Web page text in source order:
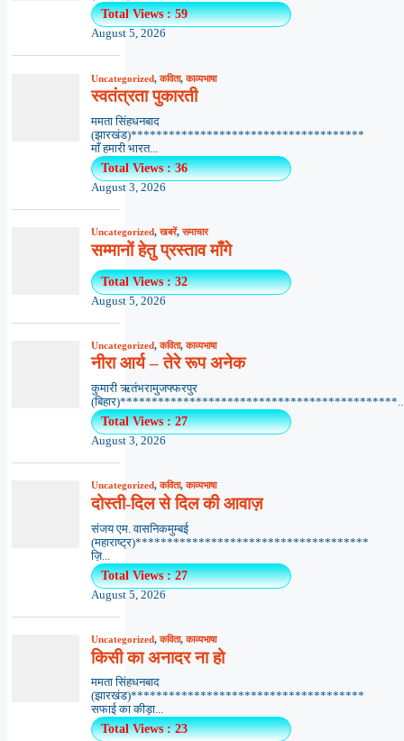
Total Views : 59
August 5, 2026
Uncategorized,कविता,काव्यभाषा
स्वतंत्रता पुकारती
ममता सिंहधनबाद
(झारखंड)*************************************
माँ हमारी भारत...
Total Views : 36
August 3, 2026
Uncategorized,खबरें,समाचार
सम्मानों हेतु प्रस्ताव माँगे
Total Views : 32
August 5, 2026
Uncategorized,कविता,काव्यभाषा
नीरा आर्य – तेरे रूप अनेक
कुमारी ऋतंभरामुजफ्फरपुर
Total Views : 27
August 3, 2026
Uncategorized,कविता,काव्यभाषा
दोस्ती-दिल से दिल की आवाज़
संजय एम. वासनिकमुम्बई
(महाराष्ट्र)*************************************
ज़ि...
Total Views : 27
August 5, 2026
Uncategorized,कविता,काव्यभाषा
किसी का अनादर ना हो
ममता सिंहधनबाद
(झारखंड)*************************************
सफाई का कीड़ा...
Total Views : 23